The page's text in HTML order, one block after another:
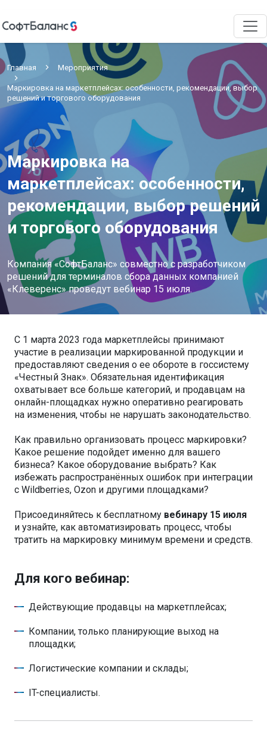
Главная Мероприятия
Маркировка на маркетплейсах: особенности, рекомендации, выбор
решений и торгового оборудования
Маркировка на
маркетплейсах: особенности,
рекомендации, выбор решений
и торгового оборудования
Компания «СофтБаланс» совместно с разработчиком
решений для терминалов сбора данных компанией
«Клеверенс» проведут вебинар 15 июля.
С 1 марта 2023 года маркетплейсы принимают
участие в реализации маркированной продукции и
предоставляют сведения о ее обороте в госсистему
«Честный Знак». Обязательная идентификация
охватывает все больше категорий, и продавцам на
онлайн-площадках нужно оперативно реагировать
на изменения, чтобы не нарушать законодательство.
Как правильно организовать процесс маркировки?
Какое решение подойдет именно для вашего
бизнеса? Какое оборудование выбрать? Как
избежать распространённых ошибок при интеграции
с Wildberries, Ozon и другими площадками?
Присоединяйтесь к бесплатному вебинару 15 июля
и узнайте, как автоматизировать процесс, чтобы
тратить на маркировку минимум времени и средств.
Для кого вебинар:
Действующие продавцы на маркетплейсах;
Компании, только планирующие выход на
площадки;
Логистические компании и склады;
IT-специалисты.